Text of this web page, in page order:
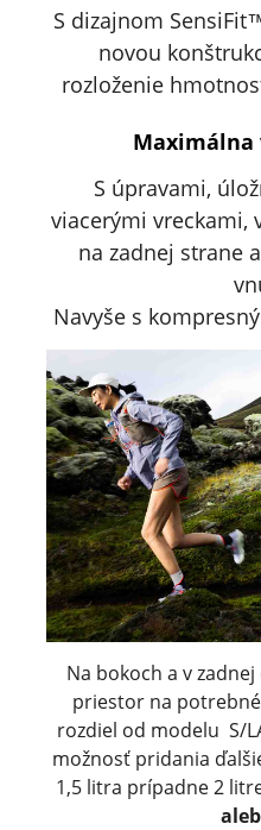
S dizajnom
novou
rozloženie
Maximálna
S úpravami,
viacerými vreckami,
na zadnej strane
Navyše s
Na bokoch a v
priestor na
rozdiel od modelu S/
možnosť pridania
1,5 litra prípadne 2